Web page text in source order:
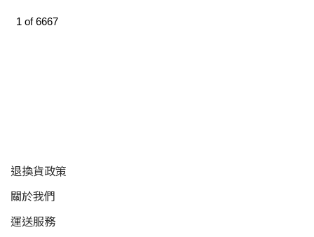
1 of 6667
退換貨政策
關於我們
運送服務